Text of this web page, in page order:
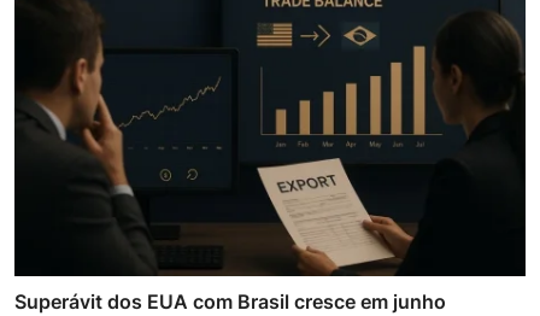
Superávit dos EUA com Brasil cresce em junho